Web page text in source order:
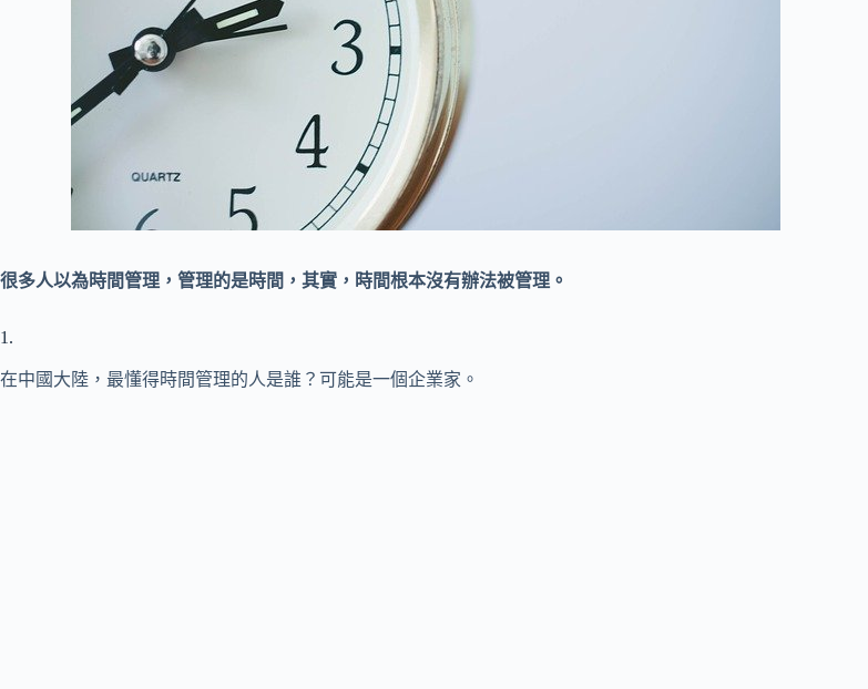
很多人以為時間管理，管理的是時間，其實，時間根本沒有辦法被管理。
1.
在中國大陸，最懂得時間管理的人是誰？可能是一個企業家。